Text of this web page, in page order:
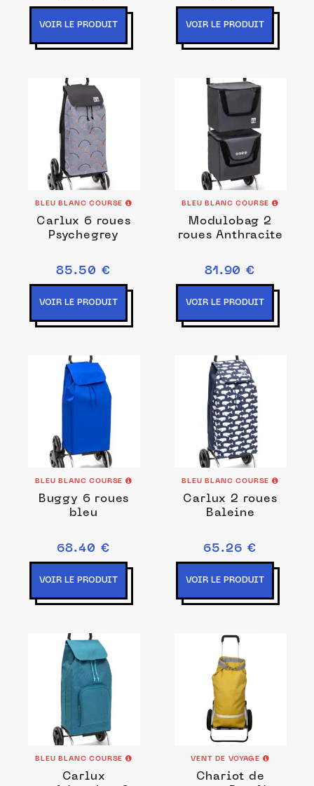
VOIR LE PRODUIT VOIR LE PRODUIT
BLEU BLANC COURSE
Carlux 6 roues
Psychegrey
85.50 €
VOIR LE PRODUIT
BLEU BLANC COURSE
Modulobag 2
roues Anthracite
81.90 €
VOIR LE PRODUIT
BLEU BLANC COURSE
Buggy 6 roues
bleu
68.40 €
VOIR LE PRODUIT
BLEU BLANC COURSE
Carlux 2 roues
Baleine
65.26 €
VOIR LE PRODUIT
BLEU BLANC COURSE
Carlux
VENT DE VOYAGE
Chariot de